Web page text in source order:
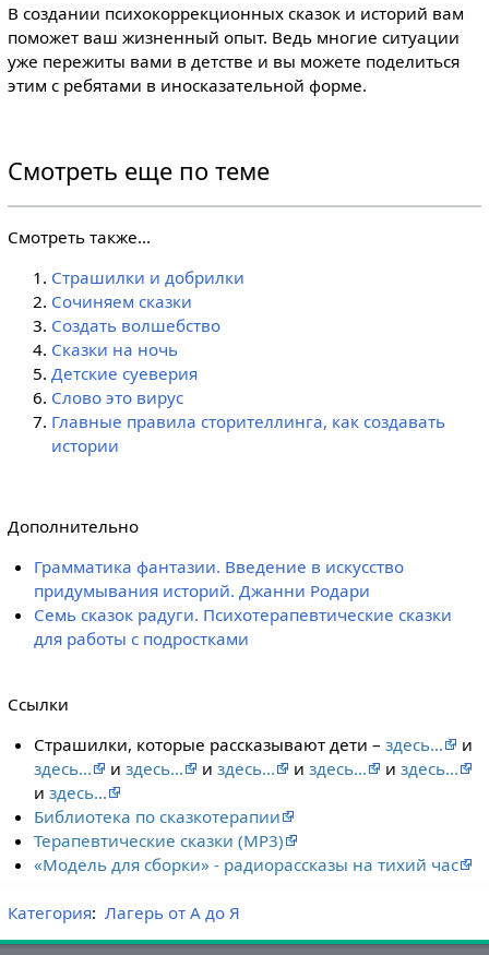
В создании психокоррекционных сказок и историй вам
поможет ваш жизненный опыт. Ведь многие ситуации
уже пережиты вами в детстве и вы можете поделиться
этим с ребятами в иносказательной форме.
Смотреть еще по теме
Смотреть также...
Страшилки и добрилки
Cочиняем сказки
Создать волшебство
Сказки на ночь
Детские суеверия
Слово это вирус
Главные правила сторителлинга, как создавать
истории
Дополнительно
Грамматика фантазии. Введение в искусство
придумывания историй. Джанни Родари
Семь сказок радуги. Психотерапевтические сказки
для работы с подростками
Ссылки
Страшилки, которые рассказывают дети –здесь...
и
здесь...
издесь... издесь... издесь... издесь...
издесь...
Библиотека по сказкотерапии
Терапевтические сказки (MP3)
«Модель для сборки» - радиорассказы на тихий час
Категория: Лагерь от А до Я